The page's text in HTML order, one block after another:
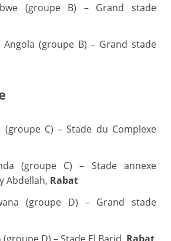
(groupe B) – Grand stade
(groupe B) – Grand stade
(groupe C) – Stade du Complexe
(groupe C) – Stade annexe
Abdellah, Rabat
(groupe D) – Grand stade
D) – Stade El Barid, Rabat